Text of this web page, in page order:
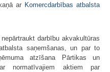
ar Komercdarbības atbalsta
darbību akvakultūras
saņemšanas, un par to
atzīšana Pārtikas un
normatīvajiem aktiem par